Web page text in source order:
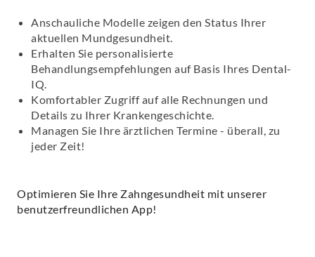
Anschauliche Modelle zeigen den Status Ihrer
aktuellen Mundgesundheit.
Erhalten Sie personalisierte
Behandlungsempfehlungen auf Basis Ihres Dental-
IQ.
Komfortabler Zugriff auf alle Rechnungen und
Details zu Ihrer Krankengeschichte.
Managen Sie Ihre ärztlichen Termine - überall, zu
jeder Zeit!
Optimieren Sie Ihre Zahngesundheit mit unserer
benutzerfreundlichen App!